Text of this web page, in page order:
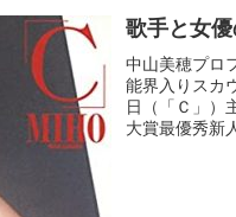
歌手と女
中山美穂プロ
能界入りスカ
日（「Ｃ」）
大賞最優秀新